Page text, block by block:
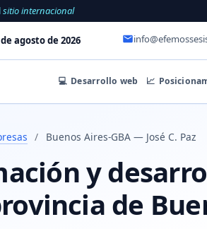
sitio internacional
agosto de 2026
💻 Desarrollo web 📈
/ Buenos Aires-GBA — José C. Paz
y
de